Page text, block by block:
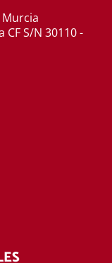
S/N 30110 -